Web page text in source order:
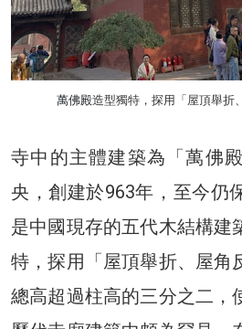
萬佛殿造型獨特，探用「屋頂舉折
寺中的主體建築為「萬佛
央，創建於963年，至今仍
是中國現存的五代木結構建
特，探用「屋頂舉折、屋角
總高超過柱高的三分之二，